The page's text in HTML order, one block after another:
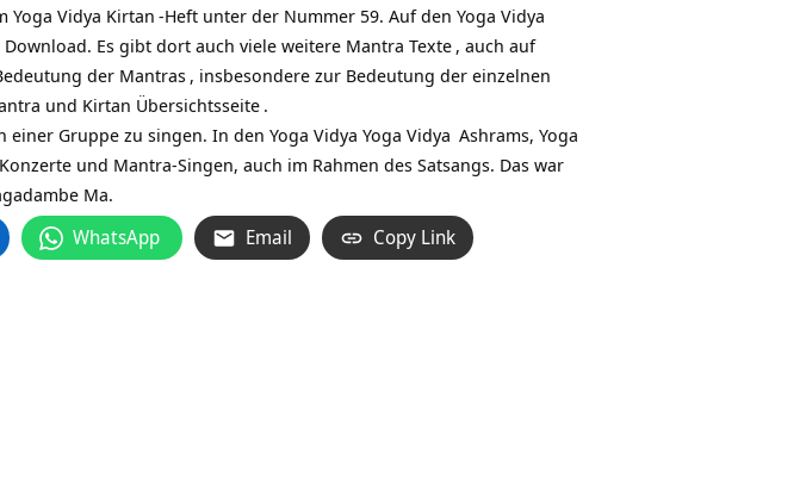
Yoga Vidya Kirtan -Heft unter der Nummer 59. Auf den Yoga Vidya
Es gibt dort auch viele weitere Mantra Texte , auch auf
der Mantras , insbesondere zur Bedeutung der einzelnen
und Kirtan Übersichtsseite.
Gruppe zu singen. In den Yoga Vidya Yoga Vidya Ashrams, Yoga
und Mantra-Singen, auch im Rahmen des Satsangs. Das war
Ma.
WhatsApp Email Copy Link